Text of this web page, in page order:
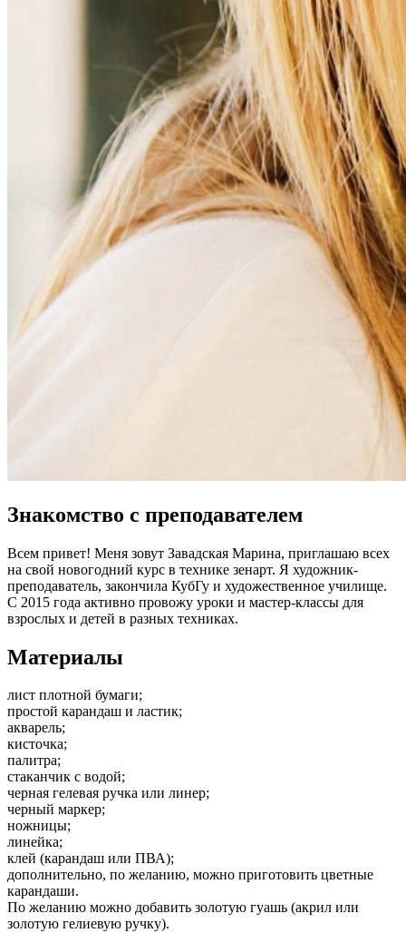
Знакомство с преподавателем
Всем привет! Меня зовут Завадская Марина, приглашаю всех
на свой новогодний курс в технике зенарт. Я художник-
преподаватель, закончила КубГу и художественное училище.
С 2015 года активно провожу уроки и мастер-классы для
взрослых и детей в разных техниках.
Материалы
лист плотной бумаги;
простой карандаш и ластик;
акварель;
кисточка;
палитра;
стаканчик с водой;
черная гелевая ручка или линер;
черный маркер;
ножницы;
линейка;
клей (карандаш или ПВА);
дополнительно, по желанию, можно приготовить цветные
карандаши.
По желанию можно добавить золотую гуашь (акрил или
золотую гелиевую ручку).